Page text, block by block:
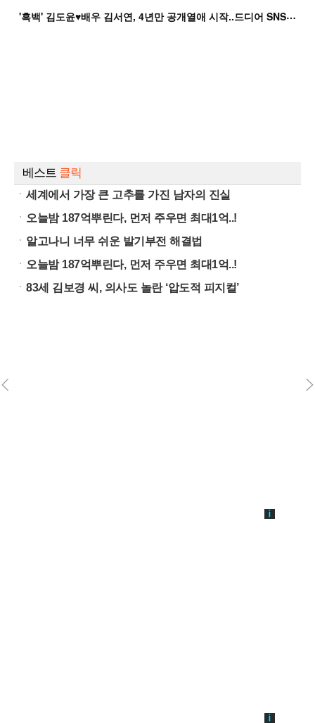
'
흑백' 김도윤♥배우 김서연, 4년만 공개열애 시작..드디어 SNS에 노출 [핫피...